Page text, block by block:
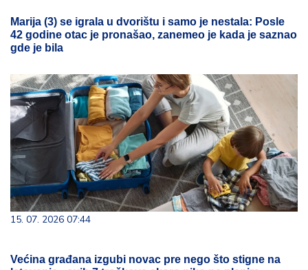
Marija (3) se igrala u dvorištu i samo je nestala: Posle
42 godine otac je pronašao, zanemeo je kada je saznao
gde je bila
15. 07. 2026 07:44
Većina građana izgubi novac pre nego što stigne na